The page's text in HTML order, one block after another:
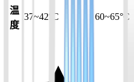
温
度
37~42°C 60~65°C